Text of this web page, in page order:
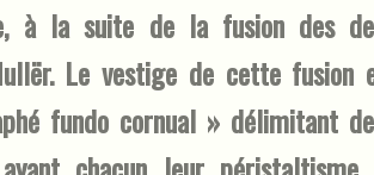
à la suite de la fusion des
Le vestige de cette fusion
fundo cornual » délimitant